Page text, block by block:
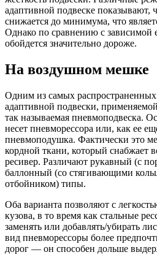
адаптивной подвеске показывают,
снижается до минимума, что
Однако по сравнению с зависимой
обойдется значительно дороже.
На воздушном мешке
Одним из самых распространенных
адаптивной подвески,
так называемая пневмоподвеска.
несет пневморессора или, как ее
пневмоподушка. Фактически это
кордной ткани, который снабжает
ресивер. Различают рукавный (с
баллонный (со стягивающими
отбойником) типы.
Оба варианта позволяют с
кузова, в то время как стальные
заменять или добавлять/убирать
вид пневморессоры более
дорог — он способен дольше